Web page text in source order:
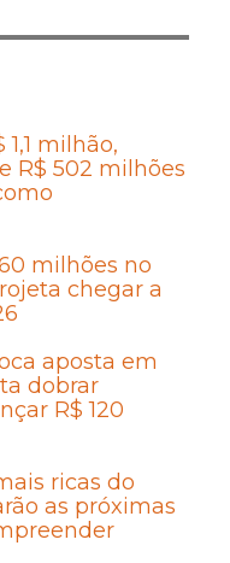
milhão,
R$ 502 milhões
milhões no
chegar a
aposta em
dobrar
R$ 120
ricas do
as próximas